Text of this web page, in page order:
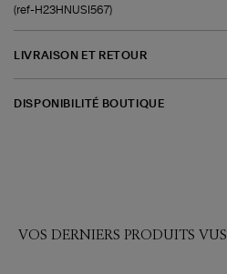
(ref-H23HNUSI567)
LIVRAISON ET RETOUR
DISPONIBILITÉ BOUTIQUE
VOS DERNIERS PRODUITS VUS